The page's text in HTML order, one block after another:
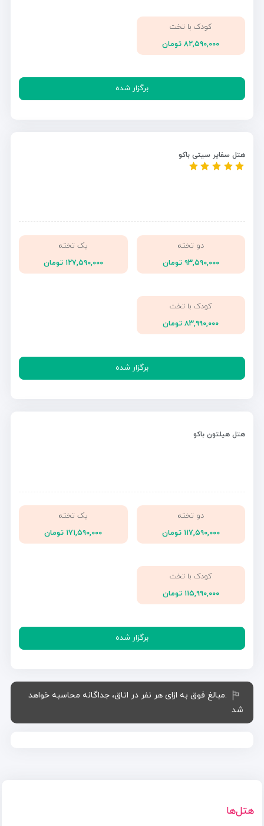
کودک با تخت
۸۲,۵۹۰,۰۰۰ تومان
برگزار شده
هتل سفایر سیتی باکو
دو تخته
۹۳,۵۹۰,۰۰۰ تومان
یک تخته
۱۲۷,۵۹۰,۰۰۰ تومان
کودک با تخت
۸۳,۹۹۰,۰۰۰ تومان
برگزار شده
هتل هیلتون باکو
دو تخته
۱۱۷,۵۹۰,۰۰۰ تومان
یک تخته
۱۷۱,۵۹۰,۰۰۰ تومان
کودک با تخت
۱۱۵,۹۹۰,۰۰۰ تومان
برگزار شده
.مبالغ فوق به ازای هر نفر در اتاق، جداگانه محاسبه خواهد
شد
هتل‌ها